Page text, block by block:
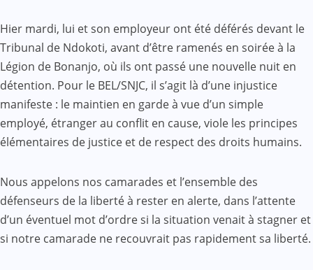
Hier mardi, lui et son employeur ont été déférés devant le
Tribunal de Ndokoti, avant d’être ramenés en soirée à la
Légion de Bonanjo, où ils ont passé une nouvelle nuit en
détention. Pour le BEL/SNJC, il s’agit là d’une injustice
manifeste : le maintien en garde à vue d’un simple
employé, étranger au conflit en cause, viole les principes
élémentaires de justice et de respect des droits humains.
Nous appelons nos camarades et l’ensemble des
défenseurs de la liberté à rester en alerte, dans l’attente
d’un éventuel mot d’ordre si la situation venait à stagner et
si notre camarade ne recouvrait pas rapidement sa liberté.